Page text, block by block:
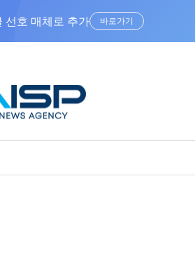
선호 매체로 추가 바로가기